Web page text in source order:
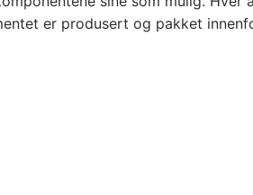
er produsert og pakket